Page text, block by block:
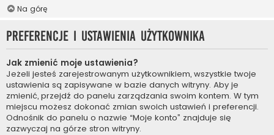
Na górę
Preferencje i ustawienia użytkownika
Jak zmienić moje ustawienia?
Jeżeli jesteś zarejestrowanym użytkownikiem, wszystkie twoje
ustawienia są zapisywane w bazie danych witryny. Aby je
zmienić, przejdź do panelu zarządzania swoim kontem. W tym
miejscu możesz dokonać zmian swoich ustawień i preferencji.
Odnośnik do panelu o nazwie “Moje konto” znajduje się
zazwyczaj na górze stron witryny.